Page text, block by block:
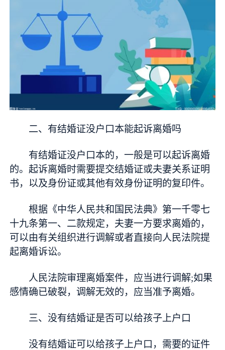
二、有结婚证没户口本能起诉离婚吗
有结婚证没户口本的，一般是可以起诉离婚
的。起诉离婚时需要提交结婚证或夫妻关系证明
书，以及身份证或其他有效身份证明的复印件。
根据《中华人民共和国民法典》第一千零七
十九条第一、二款规定，夫妻一方要求离婚的，
可以由有关组织进行调解或者直接向人民法院提
起离婚诉讼。
人民法院审理离婚案件，应当进行调解;如果
感情确已破裂，调解无效的，应当准予离婚。
三、没有结婚证是否可以给孩子上户口
没有结婚证可以给孩子上户口，需要的证件